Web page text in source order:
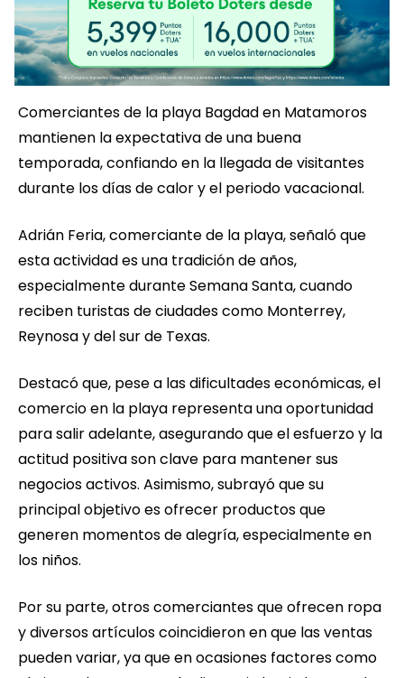
Comerciantes de la playa Bagdad en Matamoros
mantienen la expectativa de una buena
temporada, confiando en la llegada de visitantes
durante los días de calor y el periodo vacacional.
Adrián Feria, comerciante de la playa, señaló que
esta actividad es una tradición de años,
especialmente durante Semana Santa, cuando
reciben turistas de ciudades como Monterrey,
Reynosa y del sur de Texas.
Destacó que, pese a las dificultades económicas, el
comercio en la playa representa una oportunidad
para salir adelante, asegurando que el esfuerzo y la
actitud positiva son clave para mantener sus
negocios activos. Asimismo, subrayó que su
principal objetivo es ofrecer productos que
generen momentos de alegría, especialmente en
los niños.
Por su parte, otros comerciantes que ofrecen ropa
y diversos artículos coincidieron en que las ventas
pueden variar, ya que en ocasiones factores como